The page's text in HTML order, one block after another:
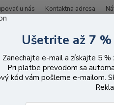
u nás Kontaktna adresa
a satelitná televízia
Ušetrite až 7
Zanechajte e-mail a získajte 5
Pri platbe prevodom sa
kód vám pošleme e-mailom.